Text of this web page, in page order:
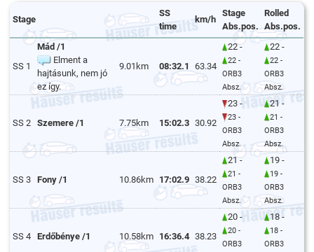
Stage
SS
time
km/h
Stage
Abs.pos.
Rolled
Abs.pos.
SS 1
Mád /1
Elment a
hajtásunk, nem jó
ez így.
9.01km 08:32.1 63.34
22 -
22 -
ORB3
Absz.
22 -
22 -
ORB3
Absz.
SS 2 Szemere /1 7.75km 15:02.3 30.92
23 -
23 -
ORB3
Absz.
21 -
21 -
ORB3
Absz.
SS 3 Fony /1 10.86km 17:02.9 38.22
21 -
21 -
ORB3
Absz.
19 -
19 -
ORB3
Absz.
SS 4 Erdőbénye /1 10.58km 16:36.4 38.23
20 -
20 -
ORB3
18 -
18 -
ORB3